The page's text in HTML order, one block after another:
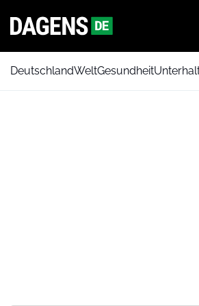
DeutschlandWeltGesundheit